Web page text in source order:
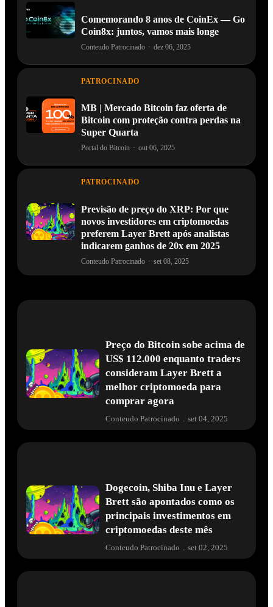
Comemorando 8 anos de CoinEx — Go
Coin8x: juntos, vamos mais longe
Conteudo Patrocinado · dez 06, 2025
PATROCINADO
MB | Mercado Bitcoin faz oferta de
Bitcoin com proteção contra perdas na
Super Quarta
Portal do Bitcoin · out 06, 2025
PATROCINADO
Previsão de preço do XRP: Por que
novos investidores em criptomoedas
preferem Layer Brett após analistas
indicarem ganhos de 20x em 2025
Conteudo Patrocinado · set 08, 2025
Preço do Bitcoin sobe acima de
US$ 112.000 enquanto traders
consideram Layer Brett a
melhor criptomoeda para
comprar agora
Conteudo Patrocinado . set 04, 2025
Dogecoin, Shiba Inu e Layer
Brett são apontados como os
principais investimentos em
criptomoedas deste mês
Conteudo Patrocinado set 02, 2025